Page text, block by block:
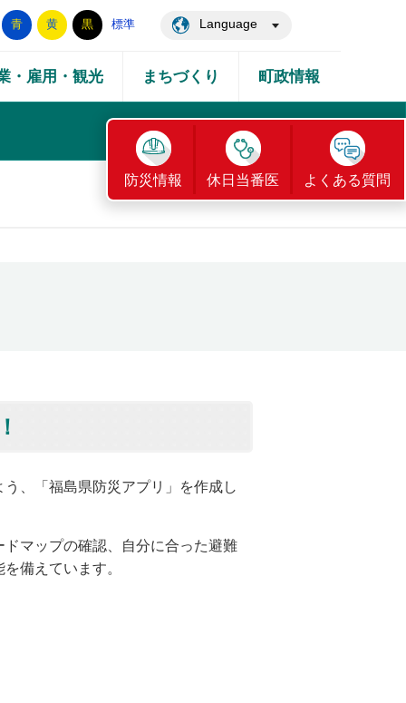
青 黄 黒 標準 Language
・雇用・観光 まちづくり 町政情報
防災情報 休日当番医 よくある質問
、「福島県防災アプリ」を作成し
マップの確認、自分に合った避難
備えています。